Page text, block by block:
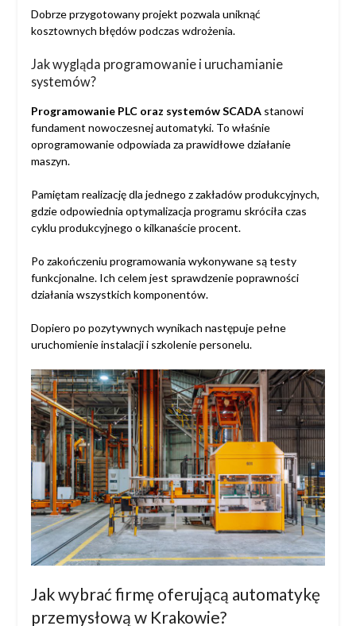
Dobrze przygotowany projekt pozwala uniknąć
kosztownych błędów podczas wdrożenia.
Jak wygląda programowanie i uruchamianie
systemów?
Programowanie PLC oraz systemów SCADAstanowi
fundament nowoczesnej automatyki. To właśnie
oprogramowanie odpowiada za prawidłowe działanie
maszyn.
Pamiętam realizację dla jednego z zakładów produkcyjnych,
gdzie odpowiednia optymalizacja programu skróciła czas
cyklu produkcyjnego o kilkanaście procent.
Po zakończeniu programowania wykonywane są testy
funkcjonalne. Ich celem jest sprawdzenie poprawności
działania wszystkich komponentów.
Dopiero po pozytywnych wynikach następuje pełne
uruchomienie instalacji i szkolenie personelu.
Jak wybrać firmę oferującą automatykę
przemysłową w Krakowie?